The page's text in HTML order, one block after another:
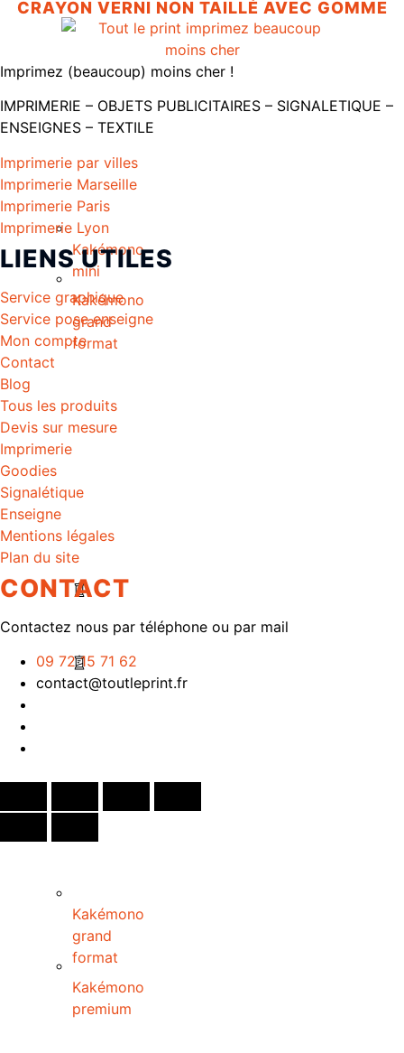
Kakémono
grand
format
Kakémono
premium
Kakémono
mini
Kakémono
grand
format
CRAYON VERNI NON TAILLÉ AVEC GOMME
Imprimez (beaucoup) moins cher !
IMPRIMERIE – OBJETS PUBLICITAIRES – SIGNALETIQUE –
ENSEIGNES – TEXTILE
Imprimerie par villes
Imprimerie Marseille
Imprimerie Paris
Imprimerie Lyon
LIENS UTILES
Service graphique
Service pose enseigne
Mon compte
Contact
Blog
Tous les produits
Devis sur mesure
Imprimerie
Goodies
Signalétique
Enseigne
Mentions légales
Plan du site
CONTACT
Contactez nous par téléphone ou par mail
09 72 15 71 62
contact@toutleprint.fr